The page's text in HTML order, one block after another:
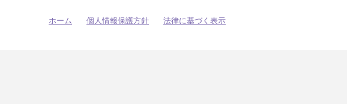
ホーム 個人情報保護方針 法律に基づく表示